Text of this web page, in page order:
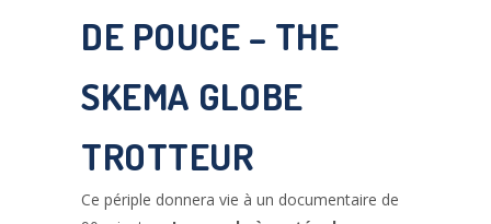
DE POUCE – THE
SKEMA GLOBE
TROTTEUR
Ce périple donnera vie à un documentaire de